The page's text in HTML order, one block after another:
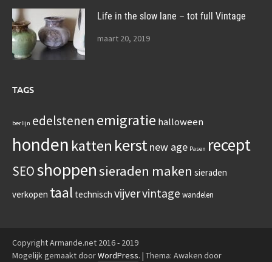
Life in the slow lane – tot full Vintage
maart 20, 2019
TAGS
berlijn edelstenen emigratie halloween
honden katten kerstnew age Pasen recept
SEOshoppensieraden maken sieraden
verkopen taal technisch vijvervintage wandelen
Copyright Armande.net 2016 - 2019
Mogelijk gemaakt doorWordPress. | Thema: Awaken door